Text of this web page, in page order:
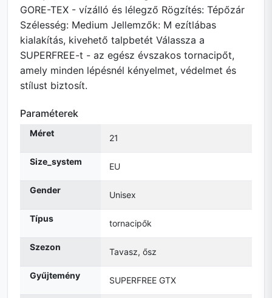
GORE-TEX - vízálló és lélegző Rögzítés: Tépőzár
Szélesség: Medium Jellemzők: M ezítlábas
kialakítás, kivehető talpbetét Válassza a
SUPERFREE-t - az egész évszakos tornacipőt,
amely minden lépésnél kényelmet, védelmet és
stílust biztosít.
Paraméterek
Méret 21
Size_system EU
Gender Unisex
Típus tornacipők
Szezon Tavasz, ősz
Gyűjtemény SUPERFREE GTX